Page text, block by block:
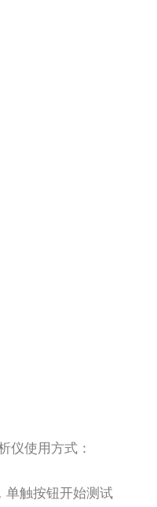
用方式：
单触按钮开始测试